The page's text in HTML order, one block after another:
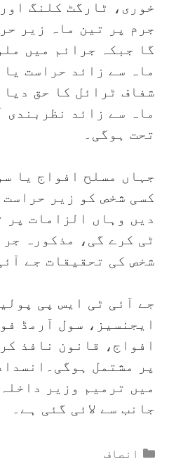
خوری، ٹارگٹ کلنگ
جرم پر تین ماہ زیر
گا جبکہ جرائم میں
ماہ سے زائد حراست
شفاف ٹرائل کا حق
تحت ہوگی۔
جہاں مسلح افواج یا
کسی شخص کو زیر
دیں وہاں الزامات پر
ٹی کرے گی، مذکورہ
شخص کی تحقیقات جے
جے آئی ٹی ایس پی
ایجنسیز، سول آرمڈ
افواج، قانون نافذ
پر مشتمل
میں ترمیم وزیر
جانب سے لائی گئی ہے۔
Categories
انصاف